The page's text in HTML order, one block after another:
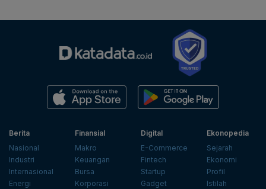
Berita
Nasional
Industri
Internasional
Energi
Finansial
Makro
Keuangan
Bursa
Korporasi
Digital
E-Commerce
Fintech
Startup
Gadget
Ekonopedia
Sejarah
Ekonomi
Profil
Istilah